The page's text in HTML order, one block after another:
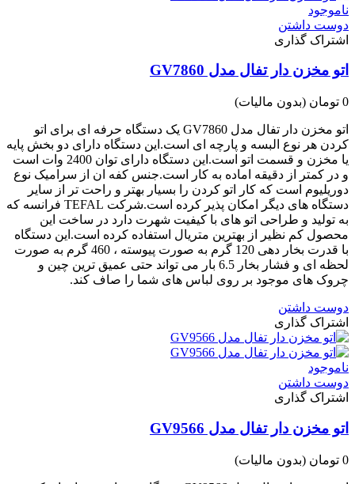
ناموجود
دوست داشتن
اشتراک گذاری
اتو مخزن دار تفال مدل GV7860
0 تومان (بدون مالیات)
اتو مخزن دار تفال مدل GV7860 یک دستگاه حرفه ای برای اتو
کردن هر نوع البسه و پارچه ای است.این دستگاه دارای دو بخش پایه
یا مخزن و قسمت اتو است.این دستگاه دارای توان 2400 وات است
و در کمتر از دقیقه اماده به کار است.جنس کفه ان از سرامیک نوع
دوریلیوم است که کار اتو کردن را بسیار بهتر و راحت تر از سایر
دستگاه های دیگر امکان پذیر کرده است.شرکت TEFAL فرانسه که
به تولید و طراحی اتو های با کیفیت شهرت دارد در ساخت این
محصول کم نظیر از بهترین متریال استفاده کرده است.این دستگاه
با قدرت بخار دهی 120 گرم به صورت پیوسته ، 460 گرم به صورت
لحظه ای و فشار بخار 6.5 بار می تواند حتی عمیق ترین چین و
چروک های موجود بر روی لباس های شما را صاف کند.
دوست داشتن
اشتراک گذاری
ناموجود
دوست داشتن
اشتراک گذاری
اتو مخزن دار تفال مدل GV9566
0 تومان (بدون مالیات)